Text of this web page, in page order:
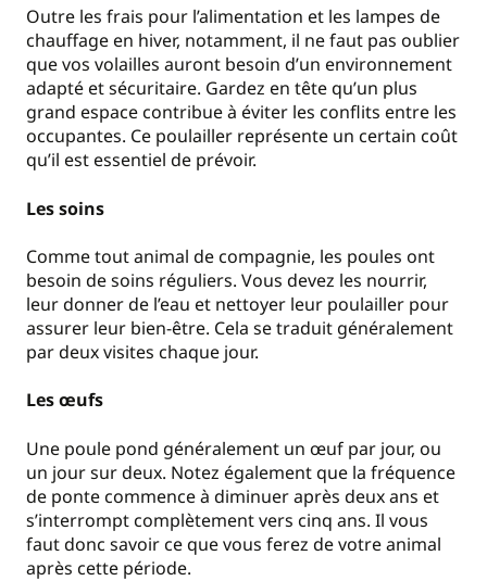
Outre les frais pour l’alimentation et les lampes de
chauffage en hiver, notamment, il ne faut pas oublier
que vos volailles auront besoin d’un environnement
adapté et sécuritaire. Gardez en tête qu’un plus
grand espace contribue à éviter les conflits entre les
occupantes. Ce poulailler représente un certain coût
qu’il est essentiel de prévoir.
Les soins
Comme tout animal de compagnie, les poules ont
besoin de soins réguliers. Vous devez les nourrir,
leur donner de l’eau et nettoyer leur poulailler pour
assurer leur bien-être. Cela se traduit généralement
par deux visites chaque jour.
Les œufs
Une poule pond généralement un œuf par jour, ou
un jour sur deux. Notez également que la fréquence
de ponte commence à diminuer après deux ans et
s’interrompt complètement vers cinq ans. Il vous
faut donc savoir ce que vous ferez de votre animal
après cette période.